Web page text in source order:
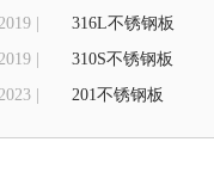
|
316L不锈钢板
|
310S不锈钢板
|
201不锈钢板